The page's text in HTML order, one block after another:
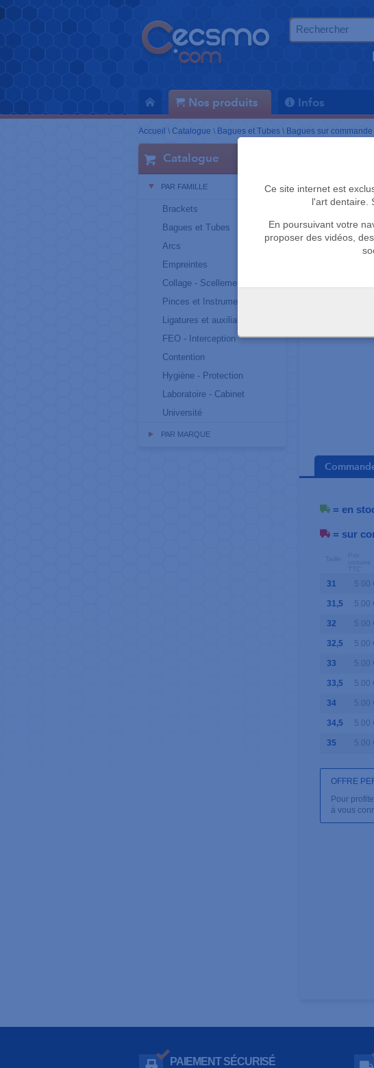
Nos produits Infos
Ce site internet est
l'art dentaire.
En poursuivant votre
proposer des vidéos,
Accueil \ Catalogue \ Bagues et Tubes \ Bagues sur commande
Catalogue
PAR FAMILLE
Brackets
Bagues et Tubes
Arcs
Empreintes
Collage - Scellement
Pinces et Instruments
Ligatures et auxiliaires
FEO - Interception
Contention
Hygiène - Protection
Laboratoire - Cabinet
Université
PAR MARQUE
= en
= sur
31 5.00
31,5 5.00
32 5.00
32,5 5.00
33 5.00
33,5 5.00
34 5.00
34,5 5.00
35 5.00
OFFRE
Pour
à vous
PAIEMENT SÉCURISÉ